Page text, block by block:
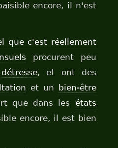
encore, il n'est
que c'est réellement
procurent peu
détresse, et ont des
et un
bien-être
que dans les états
encore, il est bien